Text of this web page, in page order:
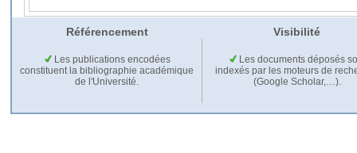
Référencement Visibilité
Les publications encodées
constituent la bibliographie académique
de l'Université.
Les documents déposés
indexés par les moteurs de
(Google Scholar,…).